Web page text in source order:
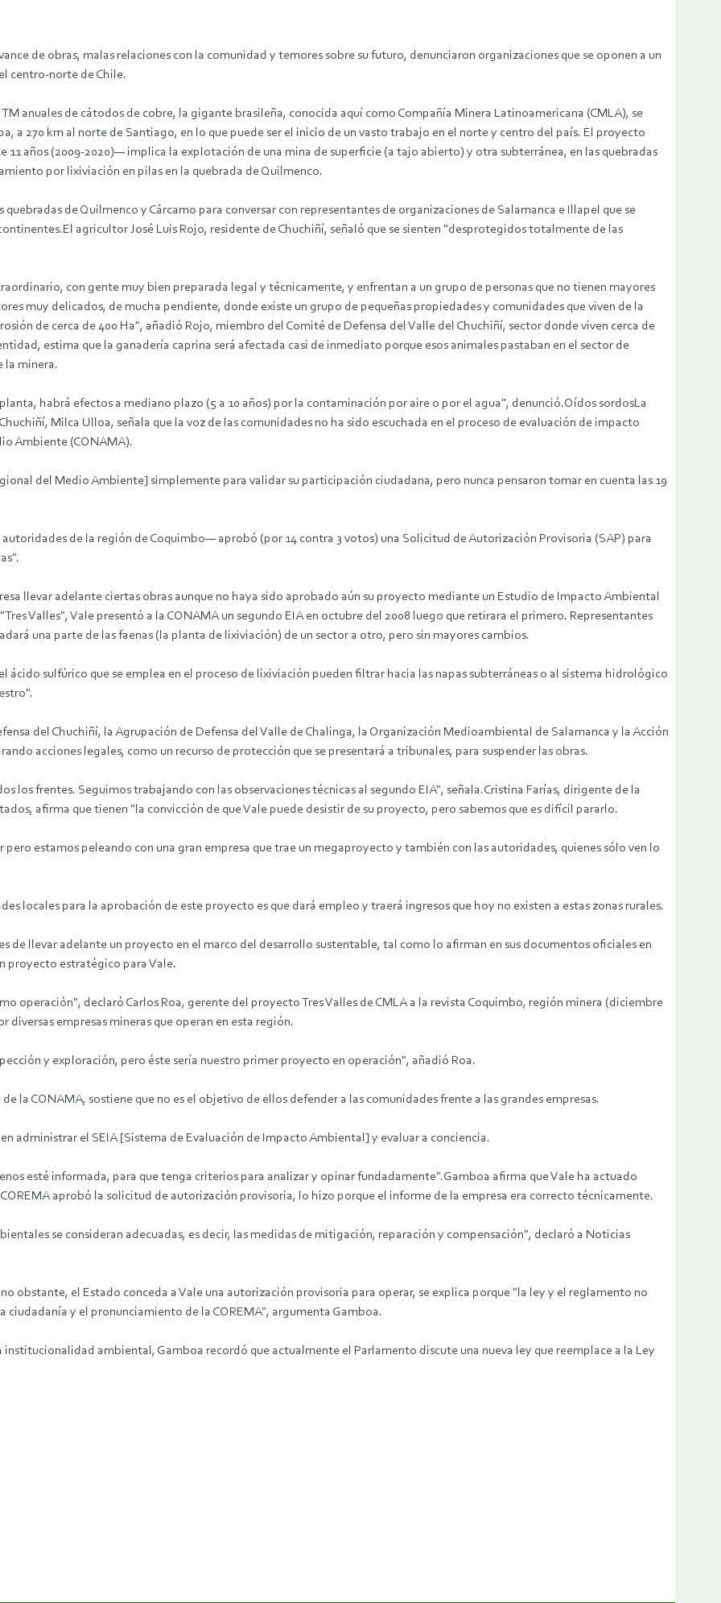
de obras, malas relaciones con la comunidad y temores sobre su futuro, denunciaron organizaciones que se oponen a un
centro-norte de Chile.
anuales de cátodos de cobre, la gigante brasileña, conocida aquí como Compañía Minera Latinoamericana (CMLA), se
a 270 km al norte de Santiago, en lo que puede ser el inicio de un vasto trabajo en el norte y centro del país. El proyecto
años (2009-2020)— implica la explotación de una mina de superficie (a tajo abierto) y otra subterránea, en las quebradas
por lixiviación en pilas en la quebrada de Quilmenco.
de Quilmenco y Cárcamo para conversar con representantes de organizaciones de Salamanca e Illapel que se
agricultor José Luis Rojo, residente de Chuchiñí, señaló que se sienten "desprotegidos totalmente de las
con gente muy bien preparada legal y técnicamente, y enfrentan a un grupo de personas que no tienen mayores
muy delicados, de mucha pendiente, donde existe un grupo de pequeñas propiedades y comunidades que viven de la
de cerca de 400 Ha", añadió Rojo, miembro del Comité de Defensa del Valle del Chuchiñí, sector donde viven cerca de
estima que la ganadería caprina será afectada casi de inmediato porque esos animales pastaban en el sector de
la minera.
habrá efectos a mediano plazo (5 a 10 años) por la contaminación por aire o por el agua", denunció.Oídos sordosLa
Milca Ulloa, señala que la voz de las comunidades no ha sido escuchada en el proceso de evaluación de impacto
Ambiente (CONAMA).
del Medio Ambiente] simplemente para validar su participación ciudadana, pero nunca pensaron tomar en cuenta las 19
de la región de Coquimbo— aprobó (por 14 contra 3 votos) una Solicitud de Autorización Provisoria (SAP) para
llevar adelante ciertas obras aunque no haya sido aprobado aún su proyecto mediante un Estudio de Impacto Ambiental
Valles", Vale presentó a la CONAMA un segundo EIA en octubre del 2008 luego que retirara el primero. Representantes
una parte de las faenas (la planta de lixiviación) de un sector a otro, pero sin mayores cambios.
sulfúrico que se emplea en el proceso de lixiviación pueden filtrar hacia las napas subterráneas o al sistema hidrológico
del Chuchiñí, la Agrupación de Defensa del Valle de Chalinga, la Organización Medioambiental de Salamanca y la Acción
acciones legales, como un recurso de protección que se presentará a tribunales, para suspender las obras.
los frentes. Seguimos trabajando con las observaciones técnicas al segundo EIA", señala.Cristina Farías, dirigente de la
afirma que tienen "la convicción de que Vale puede desistir de su proyecto, pero sabemos que es difícil pararlo.
estamos peleando con una gran empresa que trae un megaproyecto y también con las autoridades, quienes sólo ven lo
locales para la aprobación de este proyecto es que dará empleo y traerá ingresos que hoy no existen a estas zonas rurales.
de llevar adelante un proyecto en el marco del desarrollo sustentable, tal como lo afirman en sus documentos oficiales en
proyecto estratégico para Vale.
operación", declaró Carlos Roa, gerente del proyecto Tres Valles de CMLA a la revista Coquimbo, región minera (diciembre
empresas mineras que operan en esta región.
y exploración, pero éste sería nuestro primer proyecto en operación", añadió Roa.
la CONAMA, sostiene que no es el objetivo de ellos defender a las comunidades frente a las grandes empresas.
administrar el SEIA [Sistema de Evaluación de Impacto Ambiental] y evaluar a conciencia.
esté informada, para que tenga criterios para analizar y opinar fundadamente".Gamboa afirma que Vale ha actuado
aprobó la solicitud de autorización provisoria, lo hizo porque el informe de la empresa era correcto técnicamente.
se consideran adecuadas, es decir, las medidas de mitigación, reparación y compensación", declaró a Noticias
obstante, el Estado conceda a Vale una autorización provisoria para operar, se explica porque "la ley y el reglamento no
y el pronunciamiento de la COREMA", argumenta Gamboa.
institucionalidad ambiental, Gamboa recordó que actualmente el Parlamento discute una nueva ley que reemplace a la Ley